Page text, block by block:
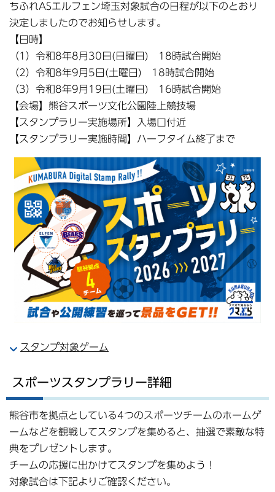
ちふれASエルフェン埼玉対象試合の日程が以下のとおり
決定しましたのでお知らせします。
【日時】
（1）令和8年8月30日(日曜日) 18時試合開始
（2）令和8年9月5日(土曜日) 18時試合開始
（3）令和8年9月19日(土曜日) 16時試合開始
【会場】熊谷スポーツ文化公園陸上競技場
【スタンプラリー実施場所】入場口付近
【スタンプラリー実施時間】ハーフタイム終了まで
スタンプ対象ゲーム
スポーツスタンプラリー詳細
熊谷市を拠点としている4つのスポーツチームのホームゲ
ームなどを観戦してスタンプを集めると、抽選で素敵な特
典をプレゼントします。
チームの応援に出かけてスタンプを集めよう！
対象試合は下記よりご確認ください。